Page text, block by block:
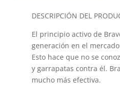
DESCRIPCIÓN DEL
El principio activo de
generación en el
Esto hace que no se
y garrapatas contra él.
mucho más efectiva.